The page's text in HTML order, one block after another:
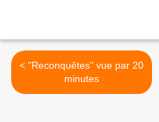
< "Reconquêtes" vue par 20
minutes